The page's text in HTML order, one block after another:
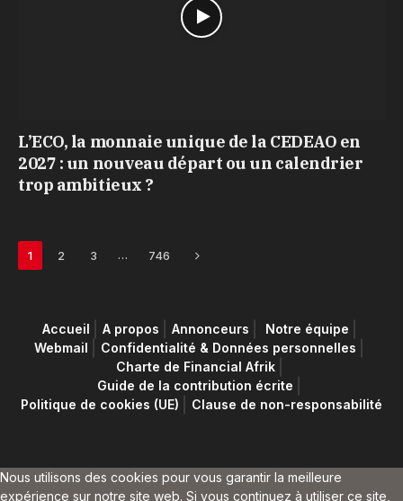
L’ECO, la monnaie unique de la CEDEAO en
2027 : un nouveau départ ou un calendrier
trop ambitieux ?
1 2 3 … 746 Next
Accueil A propos Annonceurs
Notre équipe
Webmail
Confidentialité & Données personnelles
Charte de Financial Afrik
Guide de la contribution écrite
Politique de cookies (UE)
Clause de non-responsabilité
Nous utilisons des cookies pour vous garantir la meilleure
expérience sur notre site web. Si vous continuez à utiliser ce site,